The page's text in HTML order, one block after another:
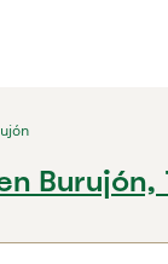
Burujón,